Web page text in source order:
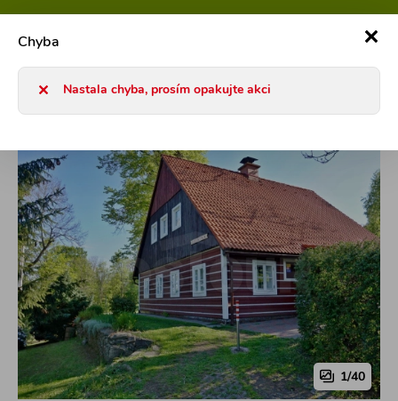
1/40
Chyba
Nastala chyba, prosím opakujte akci